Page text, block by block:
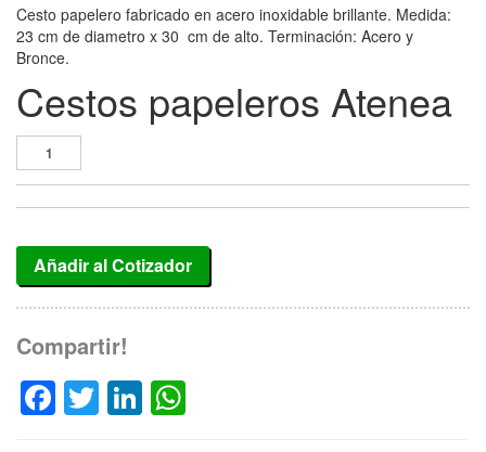
Cesto papelero fabricado en acero inoxidable brillante. Medida:
23 cm de diametro x 30 cm de alto. Terminación: Acero y
Bronce.
Cestos papeleros Atenea
Añadir al Cotizador
Compartir!
Facebook
TwitterLinkedIn